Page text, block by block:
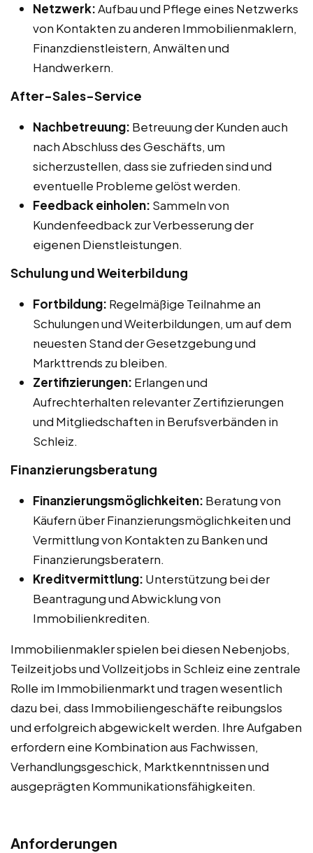
Netzwerk:Aufbau und Pflege eines Netzwerks
von Kontakten zu anderen Immobilienmaklern,
Finanzdienstleistern, Anwälten und
Handwerkern.
After-Sales-Service
Nachbetreuung: Betreuung der Kunden auch
nach Abschluss des Geschäfts, um
sicherzustellen, dass sie zufrieden sind und
eventuelle Probleme gelöst werden.
Feedback einholen: Sammeln von
Kundenfeedback zur Verbesserung der
eigenen Dienstleistungen.
Schulung und Weiterbildung
Fortbildung: Regelmäßige Teilnahme an
Schulungen und Weiterbildungen, um auf dem
neuesten Stand der Gesetzgebung und
Markttrends zu bleiben.
Zertifizierungen: Erlangen und
Aufrechterhalten relevanter Zertifizierungen
und Mitgliedschaften in Berufsverbänden in
Schleiz.
Finanzierungsberatung
Finanzierungsmöglichkeiten: Beratung von
Käufern über Finanzierungsmöglichkeiten und
Vermittlung von Kontakten zu Banken und
Finanzierungsberatern.
Kreditvermittlung: Unterstützung bei der
Beantragung und Abwicklung von
Immobilienkrediten.
Immobilienmakler spielen bei diesen Nebenjobs,
Teilzeitjobs und Vollzeitjobs in Schleiz eine zentrale
Rolle im Immobilienmarkt und tragen wesentlich
dazu bei, dass Immobiliengeschäfte reibungslos
und erfolgreich abgewickelt werden. Ihre Aufgaben
erfordern eine Kombination aus Fachwissen,
Verhandlungsgeschick, Marktkenntnissen und
ausgeprägten Kommunikationsfähigkeiten.
Anforderungen